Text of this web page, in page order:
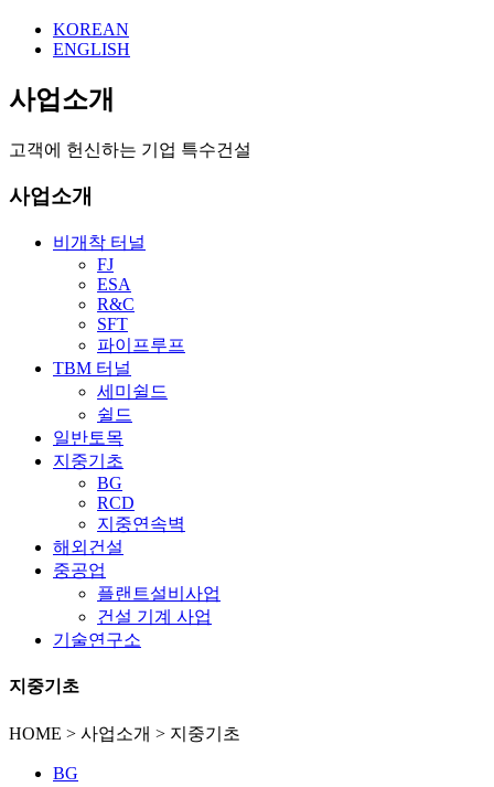
KOREAN
ENGLISH
사업소개
고객에 헌신하는 기업 특수건설
사업소개
비개착 터널
FJ
ESA
R&C
SFT
파이프루프
TBM 터널
세미쉴드
쉴드
일반토목
지중기초
BG
RCD
지중연속벽
해외건설
중공업
플랜트설비사업
건설 기계 사업
기술연구소
지중기초
HOME > 사업소개 > 지중기초
BG